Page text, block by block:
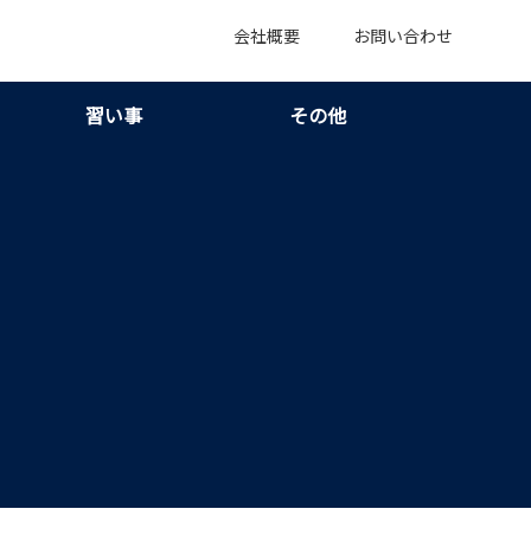
会社概要 お問い合わせ
習い事 その他